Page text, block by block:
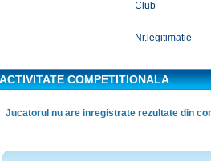
Club
Nr.legitimatie
ACTIVITATE COMPETITIONALA
Jucatorul nu are inregistrate rezultate din